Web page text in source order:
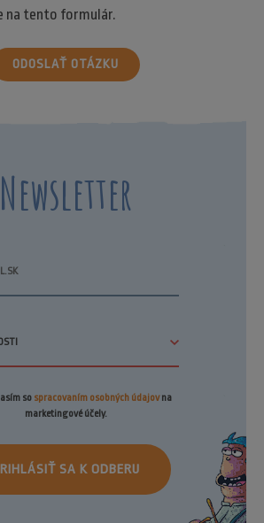
na tento formulár.
ODOSLAŤ OTÁZKU
Newsletter
so spracovaním osobných údajovna
marketingové účely.
SA K ODBERU